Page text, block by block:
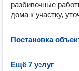
разбивочные
дома к участку,
Постановка
Ещё 7 услуг